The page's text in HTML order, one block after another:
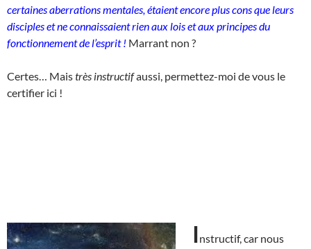
certaines aberrations mentales, étaient encore plus cons que leurs
disciples et ne connaissaient rien aux lois et aux principes du
fonctionnement de l’esprit ! Marrant non ?
Certes… Maistrès instructifaussi, permettez-moi de vous le
certifier ici !
Instructif, car nous